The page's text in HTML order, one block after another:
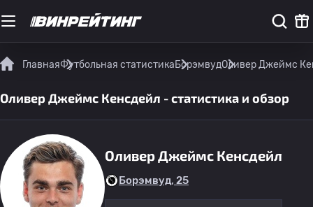
ГлавнаяФутбольная статистикаБорэмвудОливер Джеймс
Оливер Джеймс Кенсдейл - статистика и обзор
Оливер Джеймс Кенсдейл
Борэмвуд, 25